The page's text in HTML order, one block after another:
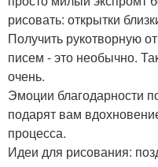
рисовать: открытки
Получить рукотворную
писем - это необычно.
очень.
Эмоции благодарности
подарят вам
процесса.
Идеи для рисования: